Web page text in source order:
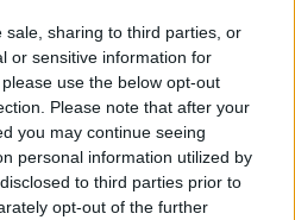
sale, sharing to third parties, or
or sensitive information for
use the below opt-out
Please note that after your
you may continue seeing
personal information utilized by
to third parties prior to
opt-out of the further